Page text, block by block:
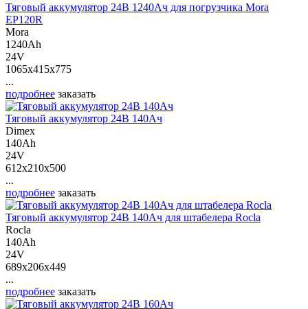
Тяговый аккумулятор 24В 1240Ач для погрузчика Mora
EP120R
Mora
1240Ah
24V
1065x415x775
...
подробнее заказать
Тяговый аккумулятор 24В 140Ач
Dimex
140Ah
24V
612x210x500
...
подробнее заказать
Тяговый аккумулятор 24В 140Ач для штабелера Rocla
Rocla
140Ah
24V
689x206x449
...
подробнее заказать